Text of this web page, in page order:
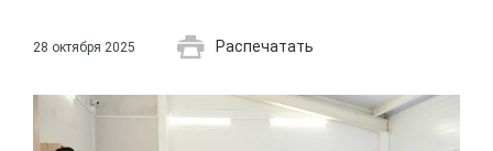
28 октября 2025 Распечатать